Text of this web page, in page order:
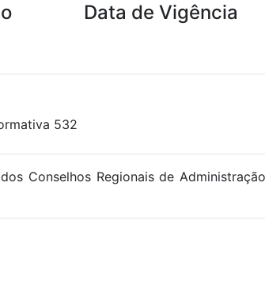
Data de Vigência
532
Conselhos Regionais de